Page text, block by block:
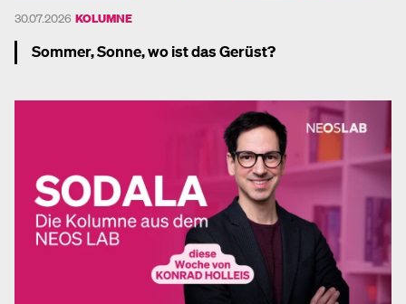
30.07.2026 KOLUMNE
Sommer, Sonne, wo ist das Gerüst?